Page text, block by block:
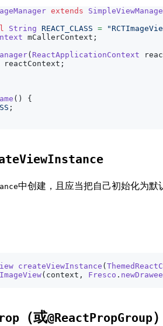
extends
String REACT_CLASS =
mCallerContext ;
( ReactApplicationContext
reactContext ;
( )
{
;
中创建，且应当把自己初始化为
createViewInstance (
( context , Fresco .
（或@ReactPropGroup